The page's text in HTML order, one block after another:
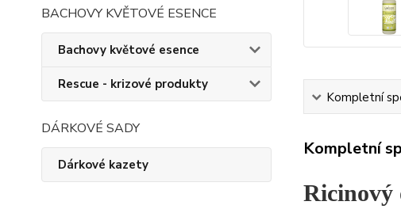
BACHOVY KVĚTOVÉ ESENCE
Bachovy květové esence
Rescue - krizové produkty
DÁRKOVÉ SADY
Dárkové kazety
Kompletní
Kompletní
Ricinový